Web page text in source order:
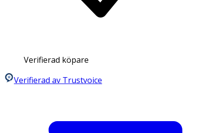
Verifierad köpare
Verifierad av Trustvoice